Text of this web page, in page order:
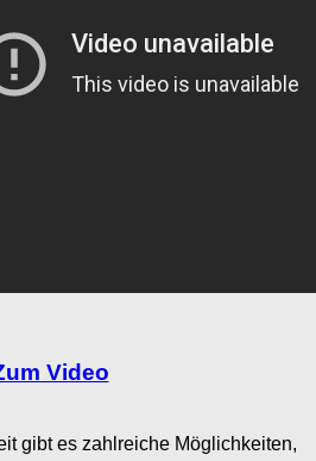
Video
gibt es zahlreiche Möglichkeiten,